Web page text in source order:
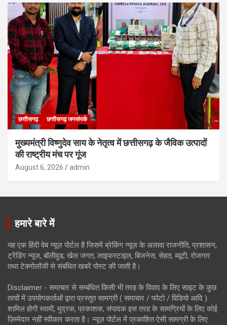
छत्तीसगढ़ छत्तीसगढ़ जनसंपर्क
मुख्यमंत्री विष्णुदेव साय के नेतृत्व में छत्तीसगढ़ के जैविक उत्पादों
की राष्ट्रीय मंच पर गूंज
August 6, 2026 admin
हमारे बारे में
यह एक हिंदी वेब न्यूज़ पोर्टल है जिसमें ब्रेकिंग न्यूज़ के अलावा राजनीति, प्रशासन,
ट्रेंडिंग न्यूज, बॉलीवुड, खेल जगत, लाइफस्टाइल, बिजनेस, सेहत, ब्यूटी, रोजगार
तथा टेक्नोलॉजी से संबंधित खबरें पोस्ट की जाती है।
Disclaimer - समाचार से सम्बंधित किसी भी तरह के विवाद के लिए साइट के कुछ
तत्वों में उपयोगकर्ताओं द्वारा प्रस्तुत सामग्री ( समाचार / फोटो / विडियो आदि )
शामिल होगी स्वामी, मुद्रक, प्रकाशक, संपादक इस तरह के सामग्रियों के लिए कोई
ज़िम्मेदार नहीं स्वीकार करता है। न्यूज़ पोर्टल में प्रकाशित ऐसी सामग्री के लिए